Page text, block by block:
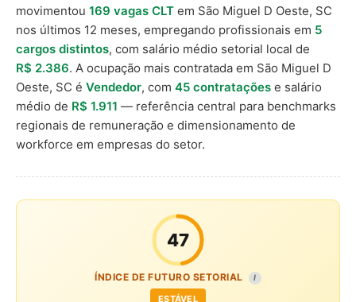
movimentou 169 vagas CLT em São Miguel D Oeste, SC
nos últimos 12 meses, empregando profissionais em 5
cargos distintos, com salário médio setorial local de
R$ 2.386. A ocupação mais contratada em São Miguel D
Oeste, SC é Vendedor, com 45 contratações e salário
médio de R$ 1.911 — referência central para benchmarks
regionais de remuneração e dimensionamento de
workforce em empresas do setor.
47
ÍNDICE DE FUTURO SETORIAL I
ESTÁVEL